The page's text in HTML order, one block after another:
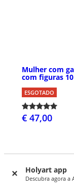
Holyart app
Descubra agora a
Mulher com
com figuras
ESGOTADO
€ 47,00